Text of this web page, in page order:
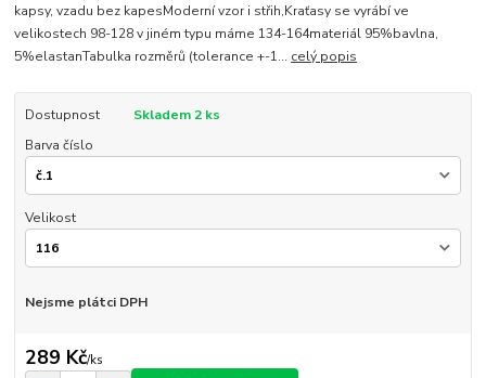
kapsy, vzadu bez kapesModerní vzor i střih,Kraťasy se vyrábí ve
velikostech 98-128 v jiném typu máme 134-164materiál 95%bavlna,
5%elastanTabulka rozměrů (tolerance +-1... celý popis
Dostupnost
Skladem 2 ks
Barva číslo
Velikost
Nejsme plátci DPH
289 Kč/ks